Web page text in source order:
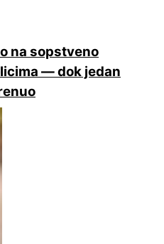
na sopstveno
— dok jedan